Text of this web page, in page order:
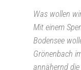
Was wollen
Mit einem
Bodensee
Grönenbach
annähernd